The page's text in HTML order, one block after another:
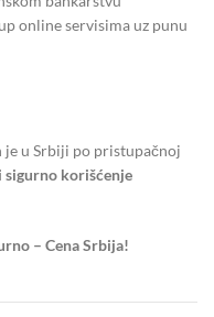
online servisima uz punu
je u Srbiji po pristupačnoj
korišćenje
– Cena Srbija!